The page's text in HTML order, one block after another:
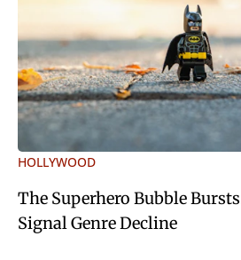
HOLLYWOOD
The Superhero Bubble
Signal Genre Decline